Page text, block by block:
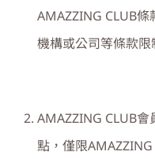
AMAZZING CLUB條
機構或公司等條款限
AMAZZING CLUB會
點，僅限AMAZZING